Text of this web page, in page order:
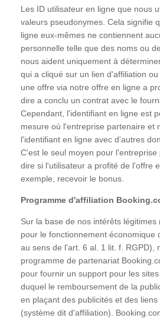
Les ID utilisateur en ligne que nous
valeurs pseudonymes. Cela signifie
ligne eux-mêmes ne contiennent
personnelle telle que des noms ou
nous aident uniquement à
qui a cliqué sur un lien d'affiliation
une offre via notre offre en ligne a
dire a conclu un contrat avec le
Cependant, l'identifiant en ligne est
mesure où l'entreprise partenaire et
l'identifiant en ligne avec d'autres
C'est le seul moyen pour
dire si l'utilisateur a profité de l'offre
exemple, recevoir le bonus.
Programme d'affiliation
Sur la base de nos intérêts
pour le fonctionnement économique
au sens de l'art. 6 al. 1 lit. f. RGPD),
programme de partenariat
pour fournir un support pour les
duquel le remboursement de la
en plaçant des publicités et des
(système dit d'affiliation).